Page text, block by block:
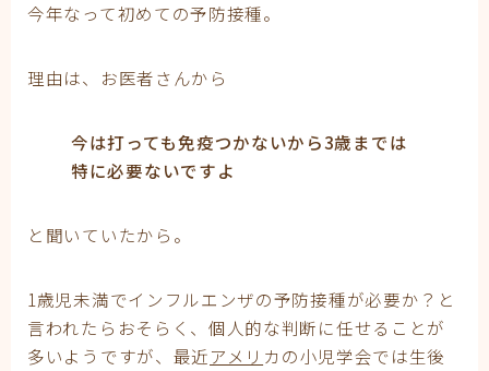
今年なって初めての予防接種。
理由は、お医者さんから
今は打っても免疫つかないから3歳までは
特に必要ないですよ
と聞いていたから。
1歳児未満でインフルエンザの予防接種が必要か？と
言われたらおそらく、個人的な判断に任せることが
多いようですが、最近アメリ カの小児学会では生後